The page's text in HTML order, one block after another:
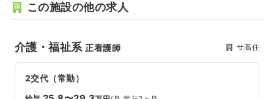
この施設の他の求人
介護・福祉系正看護師 サ高住
2交代（常勤）